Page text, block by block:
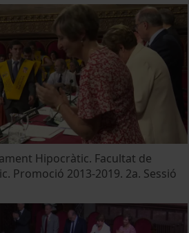
Hipocràtic. Facultat de
Promoció 2013-2019. 2a. Sessió